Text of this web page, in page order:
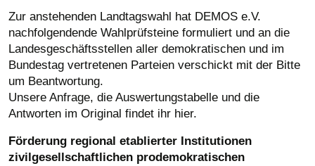
Zur anstehenden Landtagswahl hat DEMOS e.V.
nachfolgendende Wahlprüfsteine formuliert und an die
Landesgeschäftsstellen aller demokratischen und im
Bundestag vertretenen Parteien verschickt mit der Bitte
um Beantwortung.
Unsere Anfrage, die Auswertungstabelle und die
Antworten im Original findet ihr hier.
Förderung regional etablierter Institutionen
zivilgesellschaftlichen prodemokratischen